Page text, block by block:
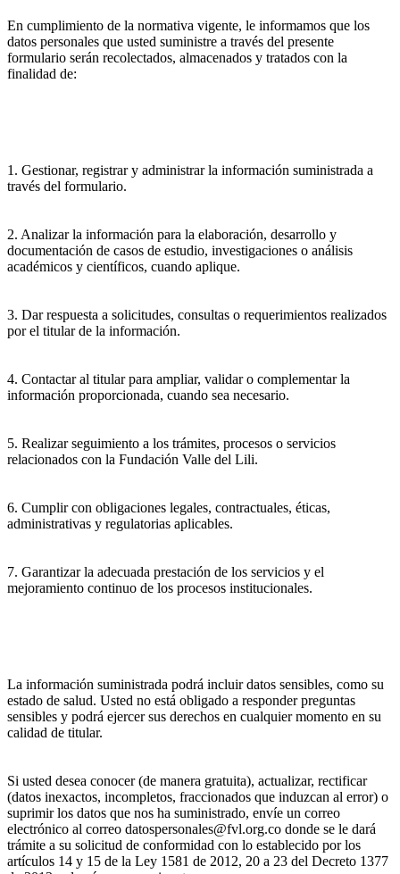
En cumplimiento de la normativa vigente, le informamos que los
datos personales que usted suministre a través del presente
formulario serán recolectados, almacenados y tratados con la
finalidad de:
1. Gestionar, registrar y administrar la información suministrada a
través del formulario.
2. Analizar la información para la elaboración, desarrollo y
documentación de casos de estudio, investigaciones o análisis
académicos y científicos, cuando aplique.
3. Dar respuesta a solicitudes, consultas o requerimientos realizados
por el titular de la información.
4. Contactar al titular para ampliar, validar o complementar la
información proporcionada, cuando sea necesario.
5. Realizar seguimiento a los trámites, procesos o servicios
relacionados con la Fundación Valle del Lili.
6. Cumplir con obligaciones legales, contractuales, éticas,
administrativas y regulatorias aplicables.
7. Garantizar la adecuada prestación de los servicios y el
mejoramiento continuo de los procesos institucionales.
La información suministrada podrá incluir datos sensibles, como su
estado de salud. Usted no está obligado a responder preguntas
sensibles y podrá ejercer sus derechos en cualquier momento en su
calidad de titular.
Si usted desea conocer (de manera gratuita), actualizar, rectificar
(datos inexactos, incompletos, fraccionados que induzcan al error) o
suprimir los datos que nos ha suministrado, envíe un correo
electrónico al correo datospersonales@fvl.org.co donde se le dará
trámite a su solicitud de conformidad con lo establecido por los
artículos 14 y 15 de la Ley 1581 de 2012, 20 a 23 del Decreto 1377